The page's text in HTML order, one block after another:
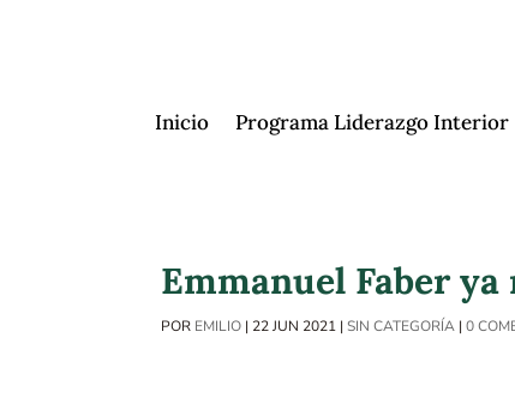
Inicio Programa Liderazgo Interior
Emmanuel Faber ya
POR EMILIO | 22 JUN 2021 |SIN CATEGORÍA |0